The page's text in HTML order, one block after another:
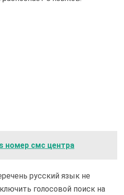
номер смс центра
русский язык не
голосовой поиск на